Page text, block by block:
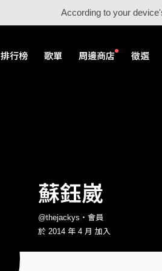
According to your
排行榜 歌單 周邊商店 徵選
蘇鈺崴
@thejackys・會員
於 2014 年 4 月 加入